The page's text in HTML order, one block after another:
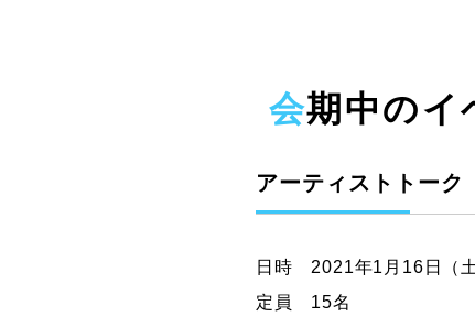
会期中の
アーティストトーク
日時 2021年1月16日（
定員 15名